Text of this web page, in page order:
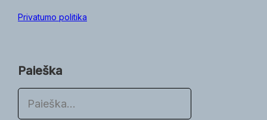
Privatumo politika
Paieška
P